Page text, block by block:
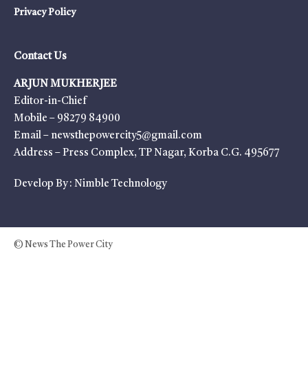
Privacy Policy
Contact Us
ARJUN MUKHERJEE
Editor-in-Chief
Mobile – 98279 84900
Email – newsthepowercity5@gmail.com
Address – Press Complex, TP Nagar, Korba C.G. 495677
Develop By : Nimble Technology
© News The Power City